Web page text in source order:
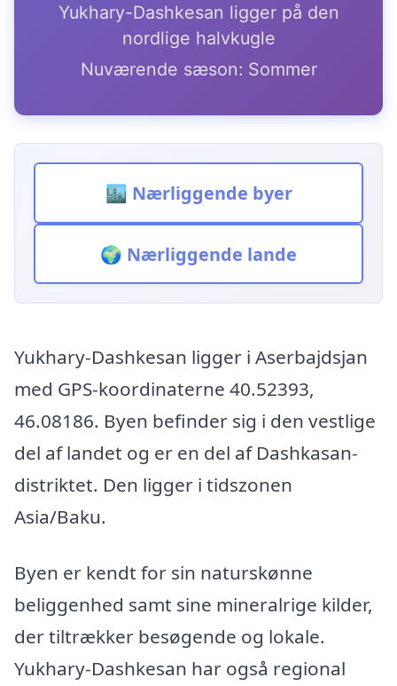
Yukhary-Dashkesan ligger på den
nordlige halvkugle
Nuværende sæson: Sommer
🏙️ Nærliggende byer
🌍 Nærliggende lande
Yukhary-Dashkesan ligger i Aserbajdsjan
med GPS-koordinaterne 40.52393,
46.08186. Byen befinder sig i den vestlige
del af landet og er en del af Dashkasan-
distriktet. Den ligger i tidszonen
Asia/Baku.
Byen er kendt for sin naturskønne
beliggenhed samt sine mineralrige kilder,
der tiltrækker besøgende og lokale.
Yukhary-Dashkesan har også regional